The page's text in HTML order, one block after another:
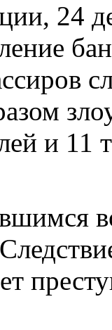
24
и 11